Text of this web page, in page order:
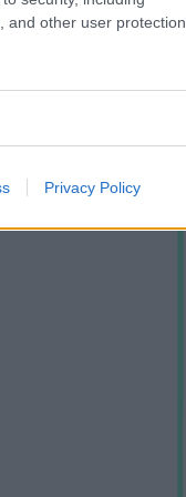
other user protection.
Privacy Policy